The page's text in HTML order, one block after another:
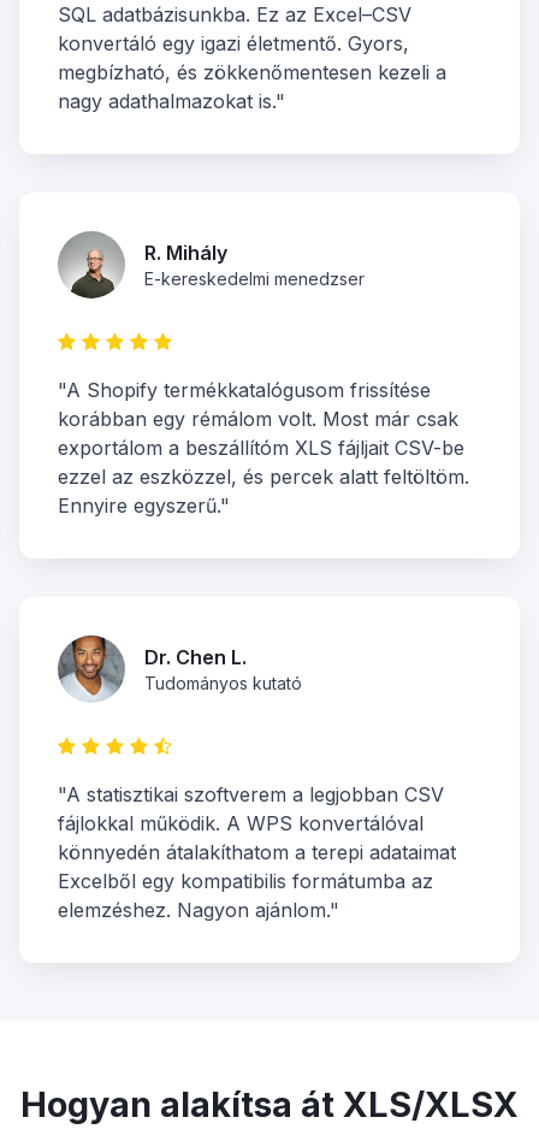
SQL adatbázisunkba. Ez az Excel–CSV
konvertáló egy igazi életmentő. Gyors,
megbízható, és zökkenőmentesen kezeli a
nagy adathalmazokat is."
R. Mihály
E-kereskedelmi menedzser
"A Shopify termékkatalógusom frissítése
korábban egy rémálom volt. Most már csak
exportálom a beszállítóm XLS fájljait CSV-be
ezzel az eszközzel, és percek alatt feltöltöm.
Ennyire egyszerű."
Dr. Chen L.
Tudományos kutató
"A statisztikai szoftverem a legjobban CSV
fájlokkal működik. A WPS konvertálóval
könnyedén átalakíthatom a terepi adataimat
Excelből egy kompatibilis formátumba az
elemzéshez. Nagyon ajánlom."
Hogyan alakítsa át XLS/XLSX